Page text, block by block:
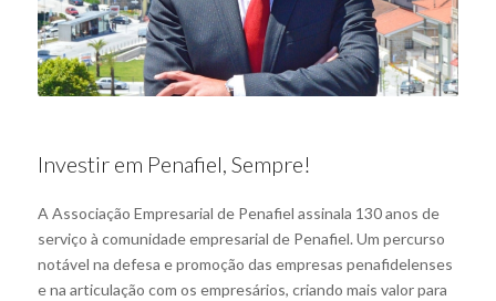
Investir em Penafiel, Sempre!
A Associação Empresarial de Penafiel assinala 130 anos de
serviço à comunidade empresarial de Penafiel. Um percurso
notável na defesa e promoção das empresas penafidelenses
e na articulação com os empresários, criando mais valor para